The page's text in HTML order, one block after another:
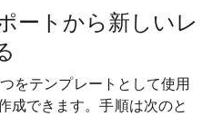
ートから新しいレ
をテンプレートとして使用
成できます。手順は次のと